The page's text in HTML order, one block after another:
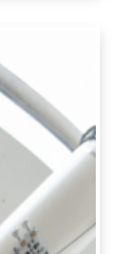
進攻和防守
四節後，太
桿，導致竿
插曲。代表
大學陳柏安
跟清場，平
長。」 另
結束時落後
大學的忍者
戰略，並提
國手培訓的
是帶領隊員
跟他們溝